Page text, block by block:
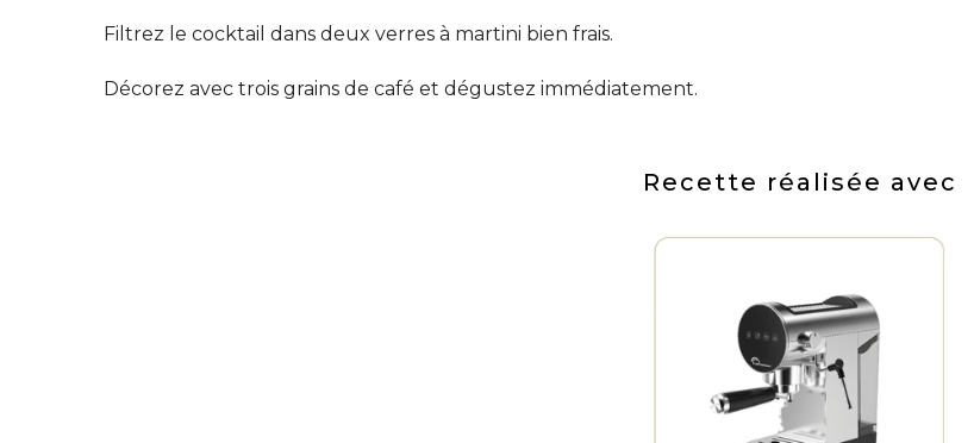
Filtrez le cocktail dans deux verres à martini bien frais.
Décorez avec trois grains de café et dégustez immédiatement.
Recette réalisée avec